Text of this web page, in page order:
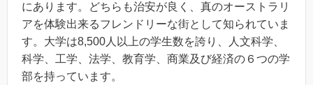
にあります。どちらも治安が良く、真のオーストラリ
アを体験出来るフレンドリーな街として知られていま
す。大学は8,500人以上の学生数を誇り、人文科学、
科学、工学、法学、教育学、商業及び経済の６つの学
部を持っています。